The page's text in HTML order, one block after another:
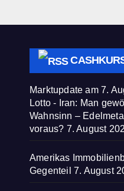
Marktupdate am 7.
Lotto - Iran: Man
Wahnsinn –
voraus? 7. August
Amerikas
Gegenteil 7. August